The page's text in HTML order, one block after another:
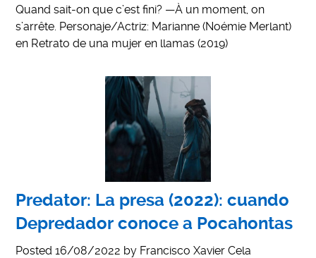
Quand sait-on que c’est fini? —À un moment, on
s’arrête. Personaje/Actriz: Marianne (Noémie Merlant)
en Retrato de una mujer en llamas (2019)
Predator: La presa (2022): cuando
Depredador conoce a Pocahontas
Posted16/08/2022 by Francisco Xavier Cela